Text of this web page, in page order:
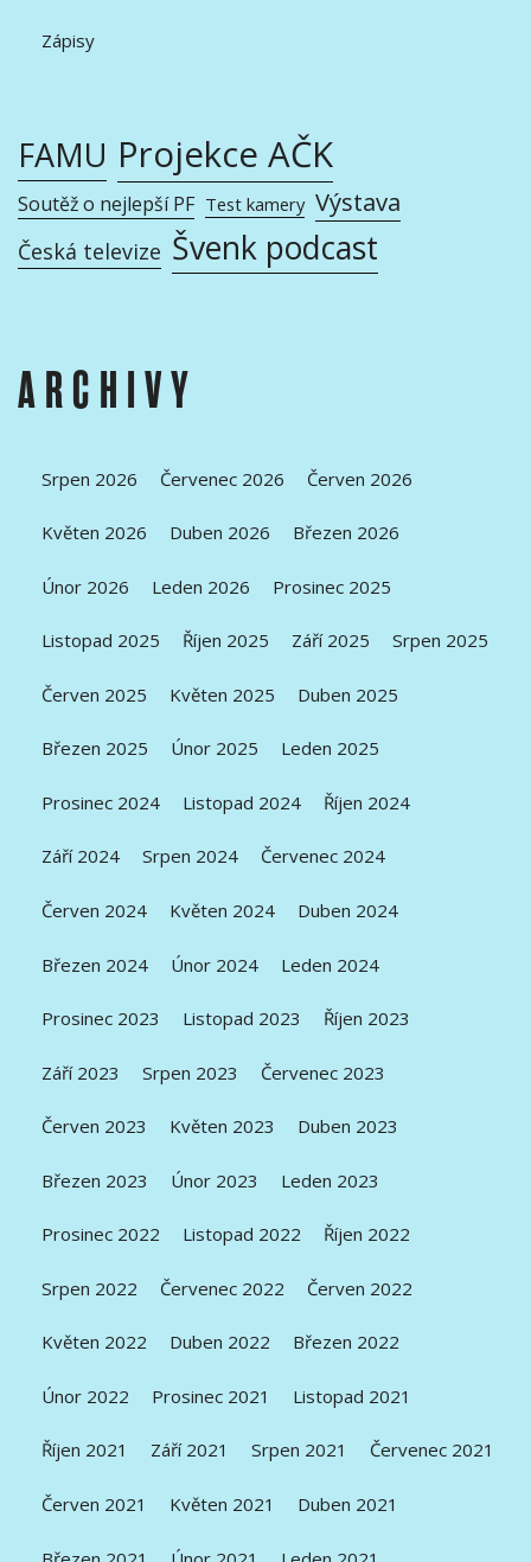
Zápisy
FAMU Projekce AČK
Soutěž o nejlepší PF Test kamery Výstava
Česká televize Švenk podcast
ARCHIVY
Srpen 2026 Červenec 2026 Červen 2026
Květen 2026 Duben 2026 Březen 2026
Únor 2026 Leden 2026 Prosinec 2025
Listopad 2025 Říjen 2025 Září 2025 Srpen 2025
Červen 2025 Květen 2025 Duben 2025
Březen 2025 Únor 2025 Leden 2025
Prosinec 2024 Listopad 2024 Říjen 2024
Září 2024 Srpen 2024 Červenec 2024
Červen 2024 Květen 2024 Duben 2024
Březen 2024 Únor 2024 Leden 2024
Prosinec 2023 Listopad 2023 Říjen 2023
Září 2023 Srpen 2023 Červenec 2023
Červen 2023 Květen 2023 Duben 2023
Březen 2023 Únor 2023 Leden 2023
Prosinec 2022 Listopad 2022 Říjen 2022
Srpen 2022 Červenec 2022 Červen 2022
Květen 2022 Duben 2022 Březen 2022
Únor 2022 Prosinec 2021 Listopad 2021
Říjen 2021 Září 2021 Srpen 2021 Červenec 2021
Červen 2021 Květen 2021 Duben 2021